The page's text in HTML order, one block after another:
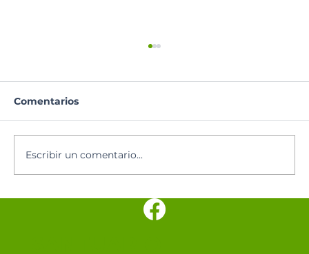
Los cinco minutos del Espíritu
Comentarios
Escribir un comentario...